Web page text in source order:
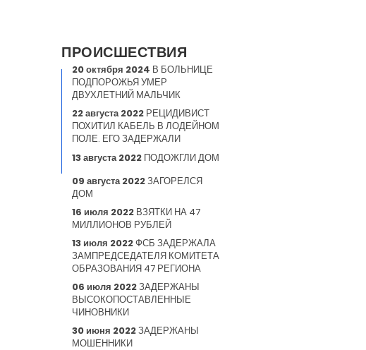
ПРОИСШЕСТВИЯ
20 октября 2024 В БОЛЬНИЦЕ
ПОДПОРОЖЬЯ УМЕР
ДВУХЛЕТНИЙ МАЛЬЧИК
22 августа 2022 РЕЦИДИВИСТ
ПОХИТИЛ КАБЕЛЬ В ЛОДЕЙНОМ
ПОЛЕ. ЕГО ЗАДЕРЖАЛИ
13 августа 2022 ПОДОЖГЛИ ДОМ
09 августа 2022ЗАГОРЕЛСЯ
ДОМ
16 июля 2022 ВЗЯТКИ НА 47
МИЛЛИОНОВ РУБЛЕЙ
13 июля 2022ФСБ ЗАДЕРЖАЛА
ЗАМПРЕДСЕДАТЕЛЯ КОМИТЕТА
ОБРАЗОВАНИЯ 47 РЕГИОНА
06 июля 2022ЗАДЕРЖАНЫ
ВЫСОКОПОСТАВЛЕННЫЕ
ЧИНОВНИКИ
30 июня 2022ЗАДЕРЖАНЫ
МОШЕННИКИ